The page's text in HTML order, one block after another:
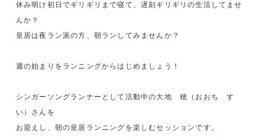
休み明け初日でギリギリまで寝て、遅刻ギリギリの生活してませ
んか？
皇居は夜ラン派の方、朝ランしてみませんか？
週の始まりをランニングからはじめましょう！
シンガーソングランナーとして活動中の大地 穂（おおち す
い）さんを
お迎えし、朝の皇居ランニングを楽しむセッションです。